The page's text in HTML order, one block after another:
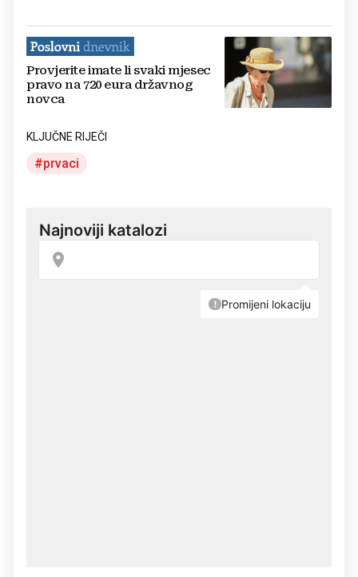
Provjerite imate li svaki mjesec
pravo na 720 eura državnog
novca
KLJUČNE RIJEČI
prvaci